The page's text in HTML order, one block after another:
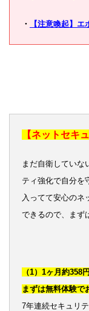
・ 【注意喚起】
【ネットセキ
まだ自衛してい
ティ強化で自分
入ってて安心のネ
できるので、まず
（1）1ヶ月約
まずは無料体験で
7年連続セキュリ